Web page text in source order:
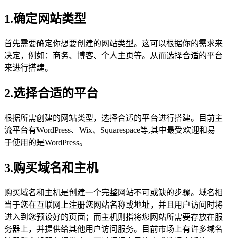
1.确定网站类型
首先需要确定你想要创建的网站类型。这可以根据你的需求来
决定，例如：商务、博客、个人主页等。从而选择合适的平台
来进行搭建。
2.选择合适的平台
根据所需创建的网站类型，选择合适的平台进行搭建。目前主
流平台有WordPress、Wix、Squarespace等,其中最受欢迎和易
于使用的是WordPress。
3.购买域名和主机
购买域名和主机是创建一个完整网站不可或缺的步骤。域名相
当于您在互联网上注册您网站名称或地址，并且用户访问时将
进入到您预设好的页面；而主机则指将您网站所需要存放在服
务器上，并提供给其他用户访问服务。目前市场上有许多域名